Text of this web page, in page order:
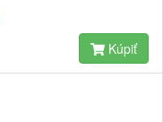
Kúpiť